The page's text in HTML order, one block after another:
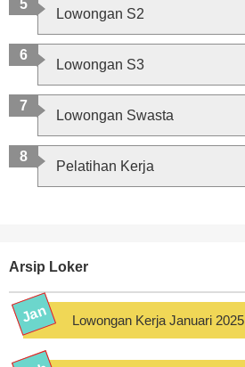
Lowongan S2
Lowongan S3
Lowongan Swasta
Pelatihan Kerja
Arsip Loker
Lowongan Kerja Januari 2025